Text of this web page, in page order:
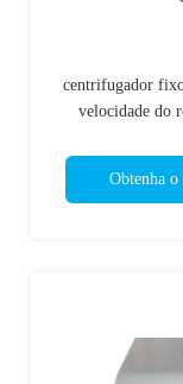
centrifugador
velocidade do
Obtenha